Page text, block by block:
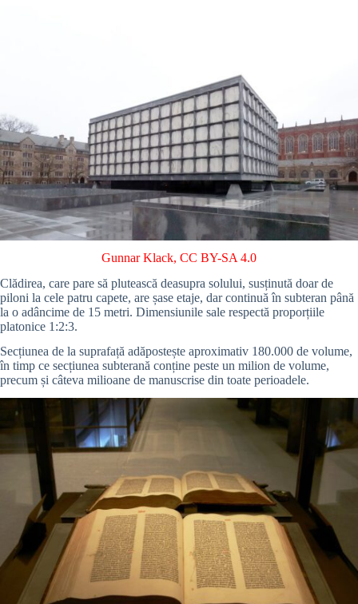
Gunnar Klack, CC BY-SA 4.0
Clădirea, care pare să plutească deasupra solului, susținută doar de
piloni la cele patru capete, are șase etaje, dar continuă în subteran până
la o adâncime de 15 metri. Dimensiunile sale respectă proporțiile
platonice 1:2:3.
Secțiunea de la suprafață adăpostește aproximativ 180.000 de volume,
în timp ce secțiunea subterană conține peste un milion de volume,
precum și câteva milioane de manuscrise din toate perioadele.